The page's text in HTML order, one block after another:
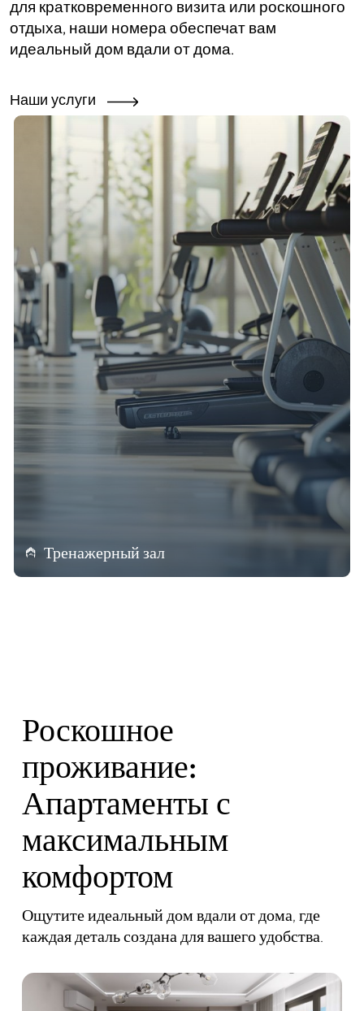
для кратковременного визита или роскошного
отдыха, наши номера обеспечат вам
идеальный дом вдали от дома.
Наши услуги
Тренажерный зал
Роскошное
проживание:
Апартаменты с
максимальным
комфортом
Ощутите идеальный дом вдали от дома, где
каждая деталь создана для вашего удобства.